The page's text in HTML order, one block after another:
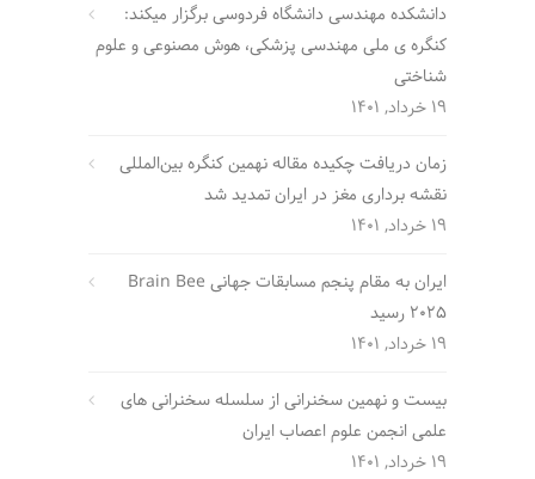
دانشکده مهندسی دانشگاه فردوسی برگزار میکند:
کنگره ی ملی مهندسی پزشکی، هوش مصنوعی و علوم
شناختی
19 خرداد, 1401
زمان دریافت چکیده مقاله نهمین کنگره بین‌المللی
نقشه برداری مغز در ایران تمدید شد
19 خرداد, 1401
ایران به مقام پنجم مسابقات جهانی Brain Bee
2025 رسید
19 خرداد, 1401
بیست و نهمین سخنرانی از سلسله سخنرانی های
علمی انجمن علوم اعصاب ایران
19 خرداد, 1401